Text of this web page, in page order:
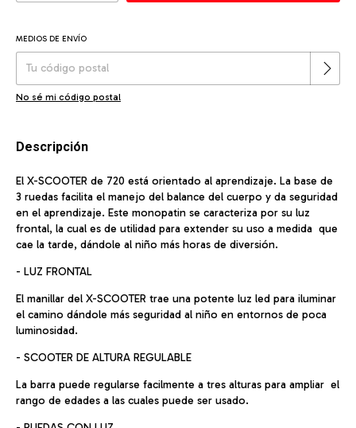
Entregas para el CP:
MEDIOS DE ENVÍO
No sé mi código postal
Descripción
El X-SCOOTER de 720 está orientado al aprendizaje. La base de
3 ruedas facilita el manejo del balance del cuerpo y da seguridad
en el aprendizaje. Este monopatin se caracteriza por su luz
frontal, la cual es de utilidad para extender su uso a medida que
cae la tarde, dándole al niño más horas de diversión.
- LUZ FRONTAL
El manillar del X-SCOOTER trae una potente luz led para iluminar
el camino dándole más seguridad al niño en entornos de poca
luminosidad.
- SCOOTER DE ALTURA REGULABLE
La barra puede regularse facilmente a tres alturas para ampliar el
rango de edades a las cuales puede ser usado.